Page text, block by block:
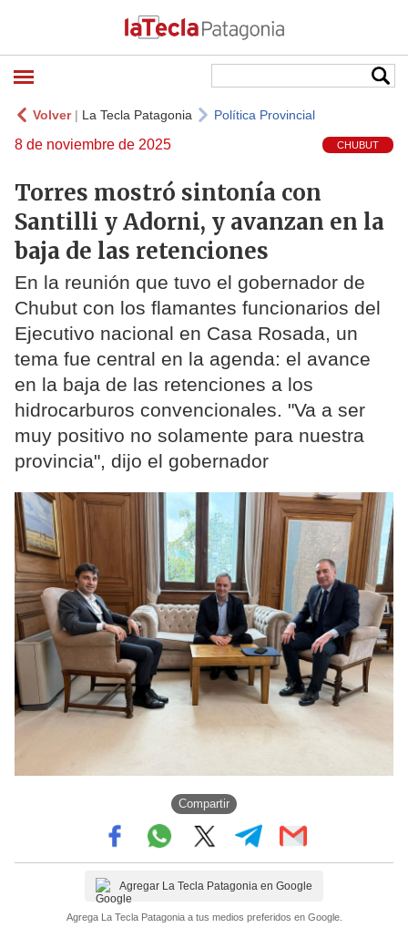
Volver| La Tecla Patagonia Política Provincial
8 de noviembre de 2025 CHUBUT
Torres mostró sintonía con
Santilli y Adorni, y avanzan en la
baja de las retenciones
En la reunión que tuvo el gobernador de
Chubut con los flamantes funcionarios del
Ejecutivo nacional en Casa Rosada, un
tema fue central en la agenda: el avance
en la baja de las retenciones a los
hidrocarburos convencionales. "Va a ser
muy positivo no solamente para nuestra
provincia", dijo el gobernador
Compartir
Agregar La Tecla Patagonia en Google
Agrega La Tecla Patagonia a tus medios preferidos en Google.